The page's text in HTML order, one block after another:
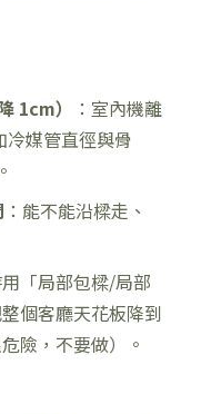
1cm）
：室內機離
媒管直徑與骨
。
：能不能沿樑走、
「局部包樑/局部
個客廳天花板降到
險，不要做）。